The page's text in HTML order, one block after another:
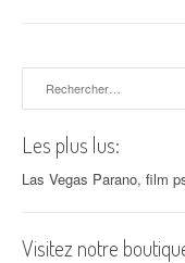
Les plus lus:
Las Vegas Parano, film
Visitez notre